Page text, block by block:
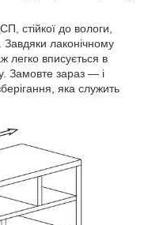
стійкої до вологи,
Завдяки лаконічному
легко вписується в
Замовте зараз — і
яка служить